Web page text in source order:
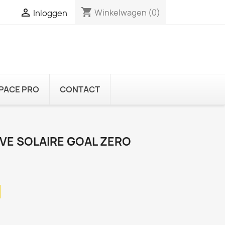
 Inloggen shopping_cart Winkelwagen (0)
PRO CONTACT
SOLAIRE GOAL ZERO